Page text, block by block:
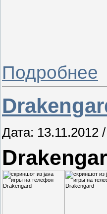
Подробнее
Дата: 13.11.2012